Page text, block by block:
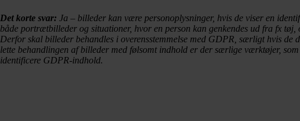
Det korte svar: Ja – billeder kan være personoplysninger, hvis de viser en
både portrætbilleder og situationer, hvor en person kan genkendes ud fra fx tøj,
Derfor skal billeder behandles i overensstemmelse med GDPR, særligt hvis de
lette behandlingen af billeder med følsomt indhold er der særlige værktøjer,
identificere GDPR-indhold.